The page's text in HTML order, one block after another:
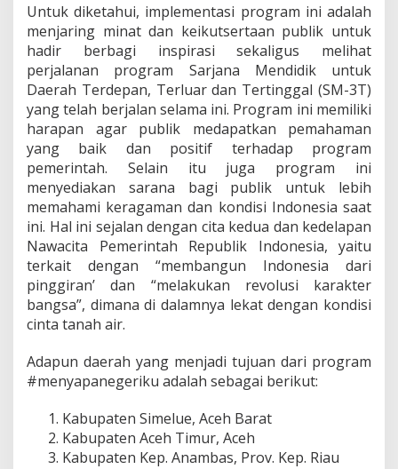
Untuk diketahui, implementasi program ini adalah
menjaring minat dan keikutsertaan publik untuk
hadir berbagi inspirasi sekaligus melihat
perjalanan program Sarjana Mendidik untuk
Daerah Terdepan, Terluar dan Tertinggal (SM-3T)
yang telah berjalan selama ini. Program ini memiliki
harapan agar publik medapatkan pemahaman
yang baik dan positif terhadap program
pemerintah. Selain itu juga program ini
menyediakan sarana bagi publik untuk lebih
memahami keragaman dan kondisi Indonesia saat
ini. Hal ini sejalan dengan cita kedua dan kedelapan
Nawacita Pemerintah Republik Indonesia, yaitu
terkait dengan “membangun Indonesia dari
pinggiran’ dan “melakukan revolusi karakter
bangsa”, dimana di dalamnya lekat dengan kondisi
cinta tanah air.
Adapun daerah yang menjadi tujuan dari program
#menyapanegeriku adalah sebagai berikut:
Kabupaten Simelue, Aceh Barat
Kabupaten Aceh Timur, Aceh
Kabupaten Kep. Anambas, Prov. Kep. Riau